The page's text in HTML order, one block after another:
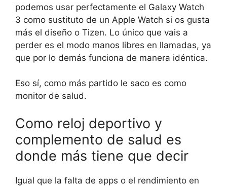
podemos usar perfectamente el Galaxy Watch
3 como sustituto de un Apple Watch si os gusta
más el diseño o Tizen. Lo único que vais a
perder es el modo manos libres en llamadas, ya
que por lo demás funciona de manera idéntica.
Eso sí, como más partido le saco es como
monitor de salud.
Como reloj deportivo y
complemento de salud es
donde más tiene que decir
Igual que la falta de apps o el rendimiento en